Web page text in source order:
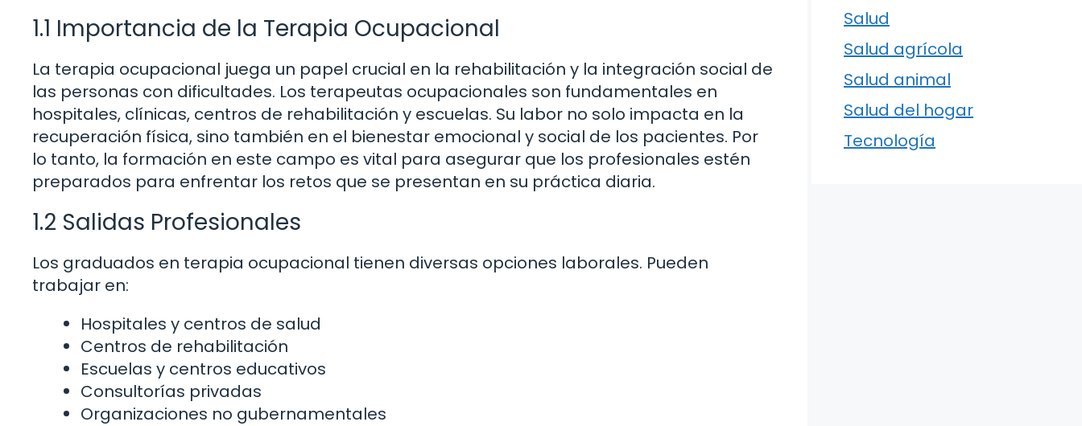
1.1 Importancia de la Terapia Ocupacional
La terapia ocupacional juega un papel crucial en la rehabilitación y la integración social de
las personas con dificultades. Los terapeutas ocupacionales son fundamentales en
hospitales, clínicas, centros de rehabilitación y escuelas. Su labor no solo impacta en la
recuperación física, sino también en el bienestar emocional y social de los pacientes. Por
lo tanto, la formación en este campo es vital para asegurar que los profesionales estén
preparados para enfrentar los retos que se presentan en su práctica diaria.
1.2 Salidas Profesionales
Los graduados en terapia ocupacional tienen diversas opciones laborales. Pueden
trabajar en:
Hospitales y centros de salud
Centros de rehabilitación
Escuelas y centros educativos
Consultorías privadas
Organizaciones no gubernamentales
Salud
Salud agrícola
Salud animal
Salud del hogar
Tecnología